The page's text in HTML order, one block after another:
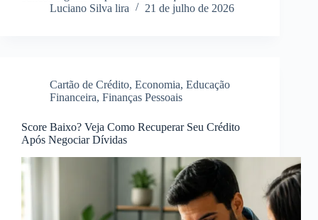
Luciano Silva lira
21 de julho de 2026
Cartão de Crédito, Economia, Educação
Financeira, Finanças Pessoais
Score Baixo? Veja Como Recuperar Seu Crédito
Após Negociar Dívidas